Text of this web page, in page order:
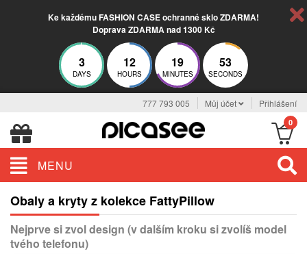
Ke každému FASHION CASE ochranné sklo ZDARMA!
Doprava ZDARMA nad 1300 Kč
3
DAYS
12
HOURS
19
MINUTES
53
SECONDS
777 793 005 Můj účet Přihlášení
0
MENU
Obaly a kryty z kolekce FattyPillow
Nejprve si zvol design (v dalším kroku si zvolíš model
tvého telefonu)